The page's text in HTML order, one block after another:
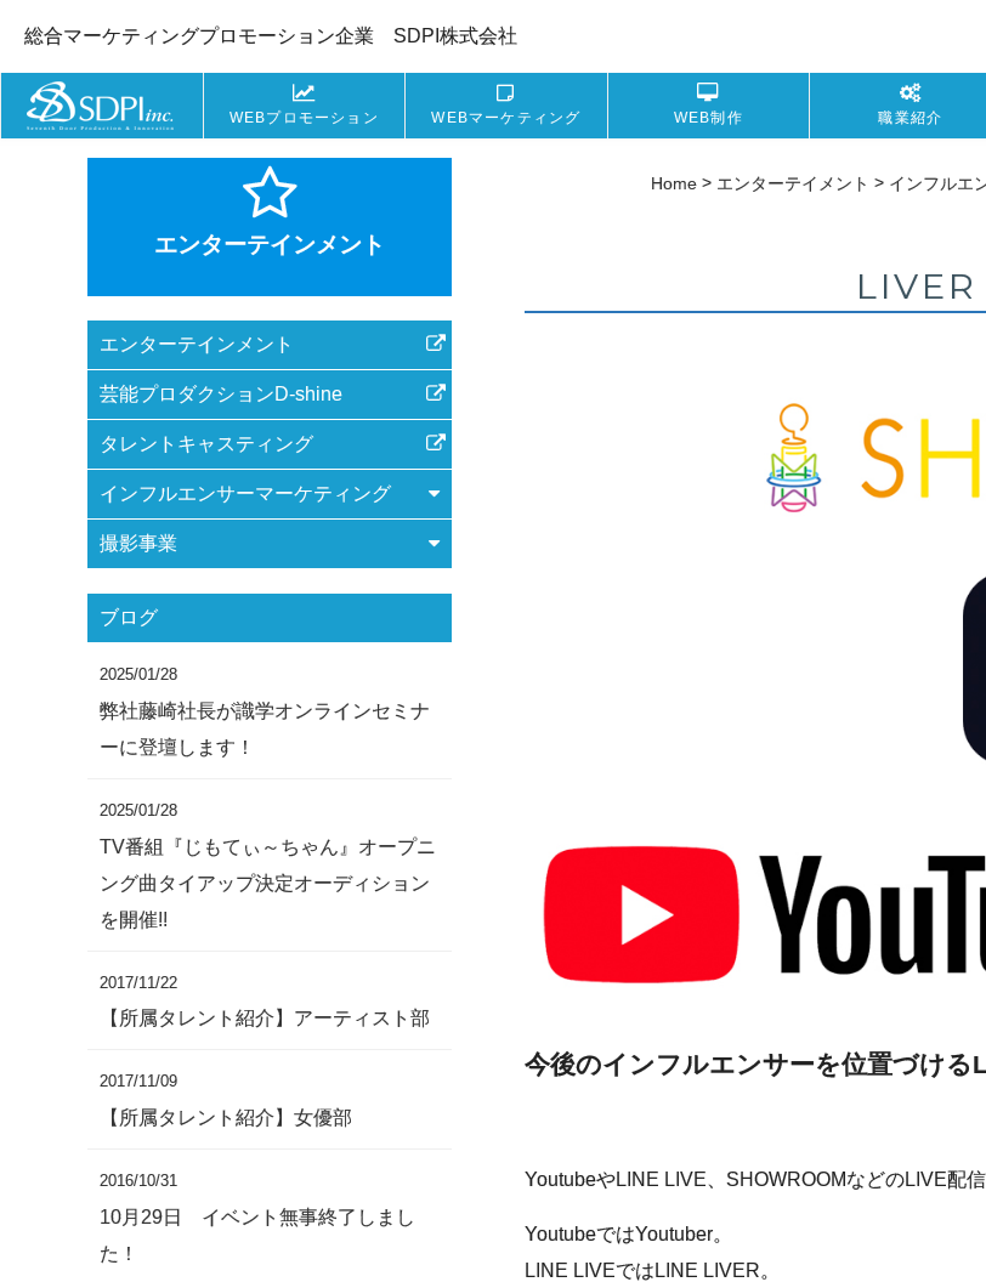
総合マーケティングプロモーション企業 SDPI株式会社
WEBプロモーション WEBマーケティング WEB制作 職業紹介
Home > エンターテイメント > インフルエ
LIVER
今後のインフルエンサーを位置づける
YoutubeやLINE LIVE、SHOWROOMなどのLIVE配
YoutubeではYoutuber。
LINE LIVEではLINE LIVER。
エンターテインメント
エンターテインメント
芸能プロダクションD-shine
タレントキャスティング
インフルエンサーマーケティング
撮影事業
ブログ
2025/01/28
弊社藤崎社長が識学オンラインセミナ
ーに登壇します！
2025/01/28
TV番組『じもてぃ～ちゃん』オープニ
ング曲タイアップ決定オーディション
を開催!!
2017/11/22
【所属タレント紹介】アーティスト部
2017/11/09
【所属タレント紹介】女優部
2016/10/31
10月29日 イベント無事終了しまし
た！